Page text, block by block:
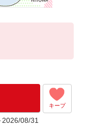
定します。
キープ
08/31